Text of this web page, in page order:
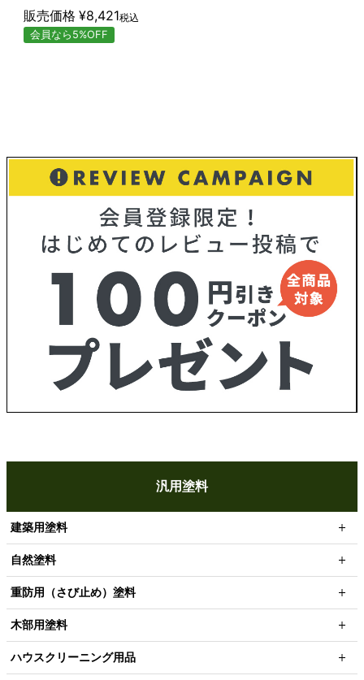
汎用塗料
建築用塗料
自然塗料
重防用（さび止め）塗料
木部用塗料
ハウスクリーニング用品
販売価格 ¥8,421税込
会員なら5%OFF